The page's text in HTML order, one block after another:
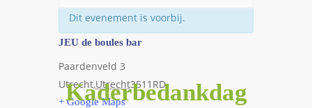
Dit evenement is voorbij.
Kaderbedankdag
JEU de boules bar
Paardenveld 3
Utrecht,Utrecht3511RD
+ Google Maps